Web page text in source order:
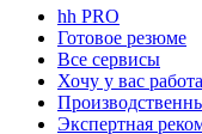
hh PRO
Готовое резюме
Все сервисы
Хочу у вас
Экспертная